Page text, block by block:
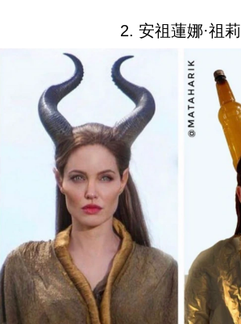
2. 安祖蓮娜·祖莉